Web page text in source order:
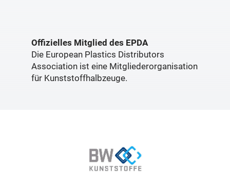
Offizielles Mitglied des EPDA
Die European Plastics Distributors
Association ist eine Mitgliederorganisation
für Kunststoffhalbzeuge.